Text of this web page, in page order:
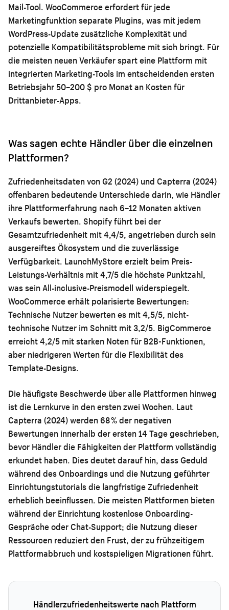
Mail-Tool. WooCommerce erfordert für jede
Marketingfunktion separate Plugins, was mit jedem
WordPress-Update zusätzliche Komplexität und
potenzielle Kompatibilitätsprobleme mit sich bringt. Für
die meisten neuen Verkäufer spart eine Plattform mit
integrierten Marketing-Tools im entscheidenden ersten
Betriebsjahr 50–200 $ pro Monat an Kosten für
Drittanbieter-Apps.
Was sagen echte Händler über die einzelnen
Plattformen?
Zufriedenheitsdaten von G2 (2024) und Capterra (2024)
offenbaren bedeutende Unterschiede darin, wie Händler
ihre Plattformerfahrung nach 6–12 Monaten aktiven
Verkaufs bewerten. Shopify führt bei der
Gesamtzufriedenheit mit 4,4/5, angetrieben durch sein
ausgereiftes Ökosystem und die zuverlässige
Verfügbarkeit. LaunchMyStore erzielt beim Preis-
Leistungs-Verhältnis mit 4,7/5 die höchste Punktzahl,
was sein All-inclusive-Preismodell widerspiegelt.
WooCommerce erhält polarisierte Bewertungen:
Technische Nutzer bewerten es mit 4,5/5, nicht-
technische Nutzer im Schnitt mit 3,2/5. BigCommerce
erreicht 4,2/5 mit starken Noten für B2B-Funktionen,
aber niedrigeren Werten für die Flexibilität des
Template-Designs.
Die häufigste Beschwerde über alle Plattformen hinweg
ist die Lernkurve in den ersten zwei Wochen. Laut
Capterra (2024) werden 68 % der negativen
Bewertungen innerhalb der ersten 14 Tage geschrieben,
bevor Händler die Fähigkeiten der Plattform vollständig
erkundet haben. Dies deutet darauf hin, dass Geduld
während des Onboardings und die Nutzung geführter
Einrichtungstutorials die langfristige Zufriedenheit
erheblich beeinflussen. Die meisten Plattformen bieten
während der Einrichtung kostenlose Onboarding-
Gespräche oder Chat-Support; die Nutzung dieser
Ressourcen reduziert den Frust, der zu frühzeitigem
Plattformabbruch und kostspieligen Migrationen führt.
Händlerzufriedenheitswerte nach Plattform